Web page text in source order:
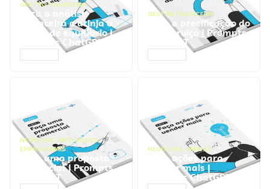
GESTÃO FINANCEIRA
Faça a análise
financeira e atinja o
ponto de equilíbrio |
Prompts ChatGPT
GESTÃO FINANCEIRA
Faça a precificação do
seu serviço | Prompts
ChatGPT
NEGÓCIOS, PROCESSOS
EMPRESARIAIS
Faça uma proposta
comercial | Prompts
ChatGPT
NEGÓCIOS, VENDAS
Faça ações para
vender mais |
Prompts ChatGPT